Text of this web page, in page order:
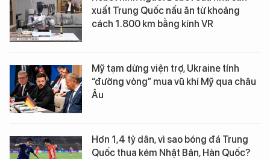
xuất Trung Quốc nấu ăn từ khoảng
cách 1.800 km bằng kính VR
Mỹ tạm dừng viện trợ, Ukraine tính
“đường vòng” mua vũ khí Mỹ qua châu
Âu
Hơn 1,4 tỷ dân, vì sao bóng đá Trung
Quốc thua kém Nhật Bản, Hàn Quốc?